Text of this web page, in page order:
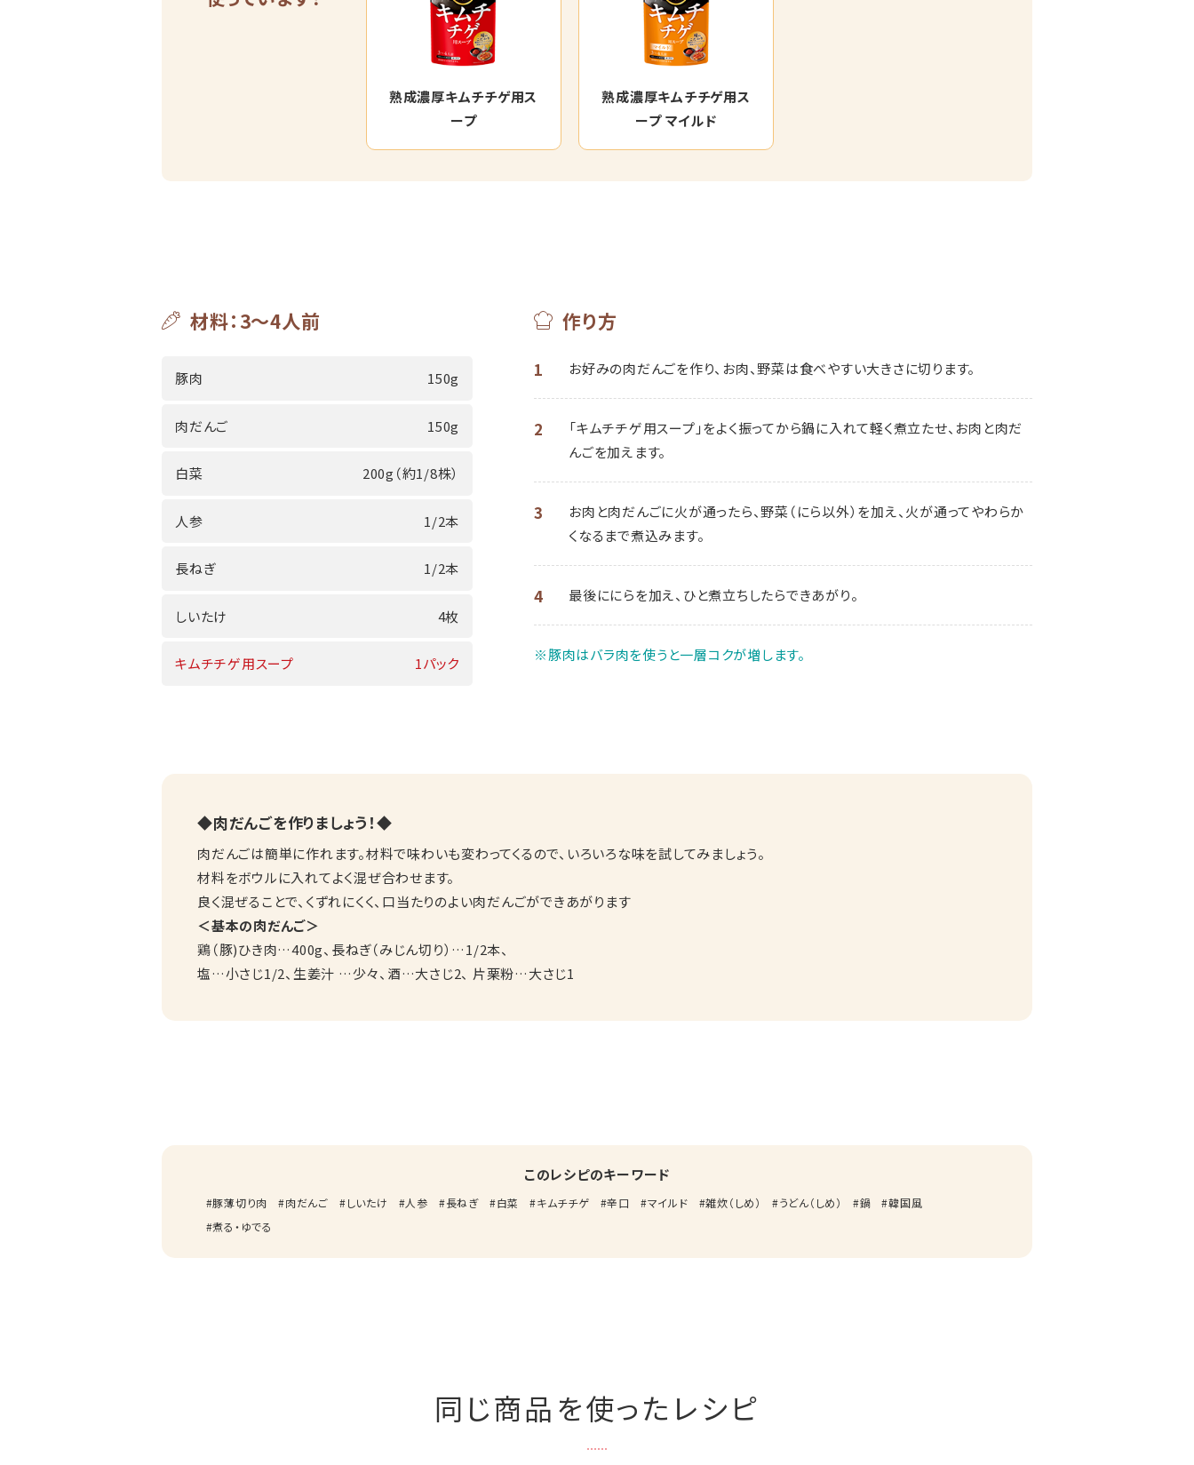
熟成濃厚キムチチゲ用ス
ープ
熟成濃厚キムチチゲ用ス
ープ マイルド
材料：3～4人前
豚肉 150g
肉だんご 150g
白菜 200g（約1/8株）
人参 1/2本
長ねぎ 1/2本
しいたけ 4枚
キムチチゲ用スープ 1パック
作り方
1 お好みの肉だんごを作り、お肉、野菜は食べやすい大きさに切ります。
2
「キムチチゲ用スープ」をよく振ってから鍋に入れて軽く煮立たせ、お肉と肉だ
んごを加えます。
3
お肉と肉だんごに火が通ったら、野菜（にら以外）を加え、火が通ってやわらか
くなるまで煮込みます。
4 最後ににらを加え、ひと煮立ちしたらできあがり。
※豚肉はバラ肉を使うと一層コクが増します。
◆肉だんごを作りましょう！◆
肉だんごは簡単に作れます。材料で味わいも変わってくるので、いろいろな味を試してみましょう。
材料をボウルに入れてよく混ぜ合わせます。
良く混ぜることで、くずれにくく、口当たりのよい肉だんごができあがります
＜基本の肉だんご＞
鶏（豚)ひき肉…400g、長ねぎ（みじん切り）…1/2本、
塩…小さじ1/2、生姜汁 …少々、酒…大さじ2、 片栗粉…大さじ1
このレシピのキーワード
豚薄切り肉 肉だんご しいたけ 人参 長ねぎ 白菜 キムチチゲ 辛口 マイルド 雑炊（しめ） うどん（しめ） 鍋
韓国風
煮る・ゆでる
同じ商品を使ったレシピ